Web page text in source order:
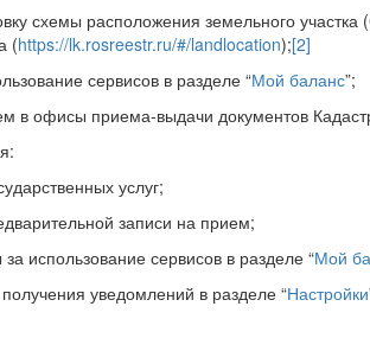
схемы расположения земельного
(https://lk.rosreestr.ru/#/landlocation);[2]
сервисов в разделе “Мой баланс”;
в офисы приема-выдачи документов
услуг;
записи на прием;
использование сервисов в разделе “Мой
уведомлений в разделе “Настройки